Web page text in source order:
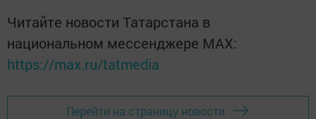
Читайте новости Татарстана в
национальном мессенджере MАХ:
https://max.ru/tatmedia
Перейти на страницу новости